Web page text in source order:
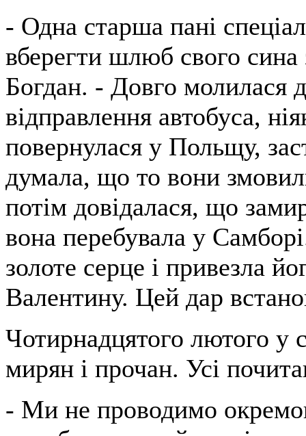
- Одна старша пані
вберегти шлюб свого сина
Богдан. - Довго молилася
відправлення автобуса,
повернулася у Польщу,
думала, що то вони
потім довідалася, що
вона перебувала у
золоте серце і привезла
Валентину. Цей дар
Чотирнадцятого лютого у
мирян і прочан. Усі
- Ми не проводимо